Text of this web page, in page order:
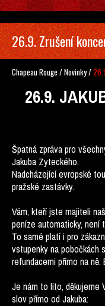
26.9. Zrušení
Chapeau Rouge /Novinky/
26.9.
Špatná zpráva pro
Jakuba Zyteckého.
Nadcházející evropské
pražské zastávky.
Vám, kteří jste majiteli
peníze automaticky,
To samé platíipro
vstupenky na pobočkách
refundacemi přímo na
Je nám to líto, děkujeme
slov přímo od Jakuba: